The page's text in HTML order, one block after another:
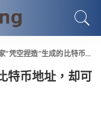
捏造”生成的比特币地址，却可以收比特币
特币地址，却可